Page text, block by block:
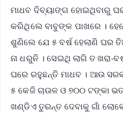
ମାଧବ ଦିବ୍ୟାଙ୍ଗ ହୋଇଥିବାରୁ
କରିଥିଲେ ବାବୁଙ୍କ ପାଖରେ ।
ଶୁଣିଲେ ଯେ ୫ ବର୍ଷ ହେଲାଣି ଘର
ନା ଧରୁନି । ସେଇଥି ଲାଗି ତ ଖରା-
ଘରେ ରହୁଛନ୍ତି ମାଧବ । ଆଉ
୫ କେଜି ଚାଉଳ ଓ ୭୦୦ ଟଙ୍କା
ଖଣ୍ଡିଏ ତୁରନ୍ତ ଦେବାକୁ ଗାଁ